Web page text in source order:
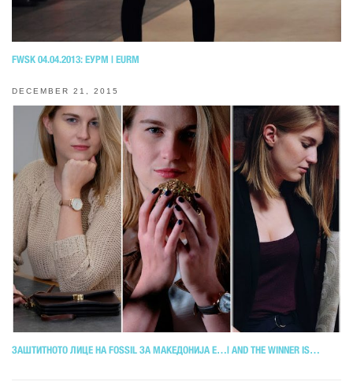
FWSK 04.04.2013: ЕУРМ | EURM
DECEMBER 21, 2015
ЗАШТИТНОТО ЛИЦЕ НА FOSSIL ЗА МАКЕДОНИЈА Е…| AND THE WINNER IS…